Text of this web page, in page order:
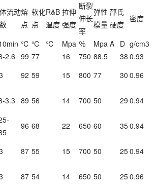
流动熔
点
软化
点
R&B
温度
拉伸
强度
断裂
伸长
率
弹性
模量
邵氏
硬度
密度
℃ ℃ ℃ Mpa ％ Mpa A D g/cm3
2.6 99 77 16 750 88.5 38 0.93
92 59 15 800 77 30 0.96
3.3 89 56 14 700 50 29 0.94
96 68 22 650 60 350.94
87 55 15 700 50 250.94
87 54 14 650 50 250.96